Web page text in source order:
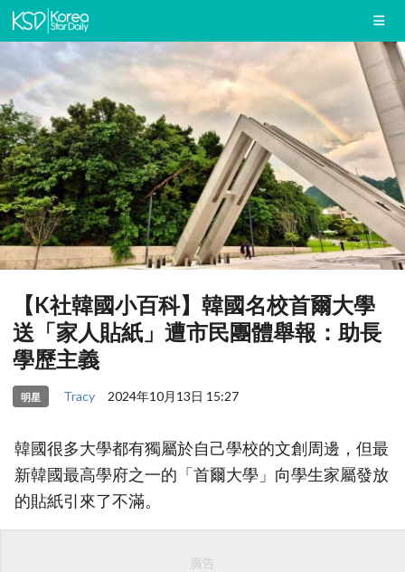
【K社韓國小百科】韓國名校首爾大學
送「家人貼紙」遭市民團體舉報：助長
學歷主義
明星 Tracy 2024年10月13日 15:27
韓國很多大學都有獨屬於自己學校的文創周邊，但最
新韓國最高學府之一的「首爾大學」向學生家屬發放
的貼紙引來了不滿。
廣告